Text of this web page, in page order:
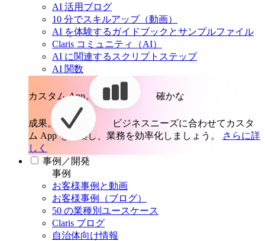
AI 活用ブログ
10 分でスキルアップ（動画）
AI を体験するガイドブックとサンプルファイル
Claris コミュニティ（AI）
AI に関連するスクリプトステップ
AI 関数
カスタム App。 確かな
成果。
ビジネスニーズに合わせてカスタ
ム App を構築し、業務を効率化しましょう。
さらに詳
しく
事例／開発
事例
お客様事例と動画
お客様事例（ブログ）
50 の業種別ユースケース
Claris ブログ
自治体向け情報